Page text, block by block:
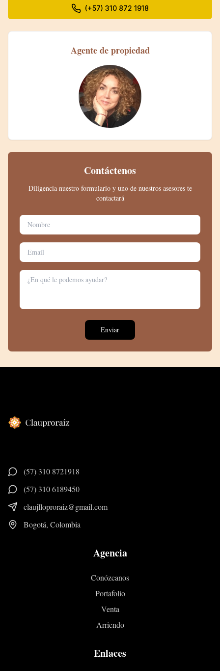
(+57) 310 872 1918
Agente de propiedad
Contáctenos
Diligencia nuestro formulario y uno de nuestros asesores te
contactará
Enviar
(57) 310 8721918
(57) 310 6189450
claujlloproraiz@gmail.com
Bogotá, Colombia
Agencia
Conózcanos
Portafolio
Venta
Arriendo
Enlaces